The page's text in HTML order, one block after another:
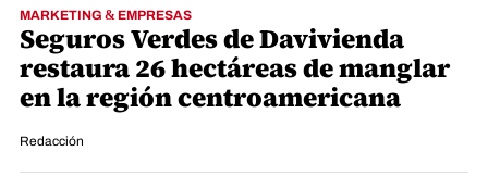
MARKETING & EMPRESAS
Seguros Verdes de Davivienda
restaura 26 hectáreas de manglar
en la región centroamericana
Redacción